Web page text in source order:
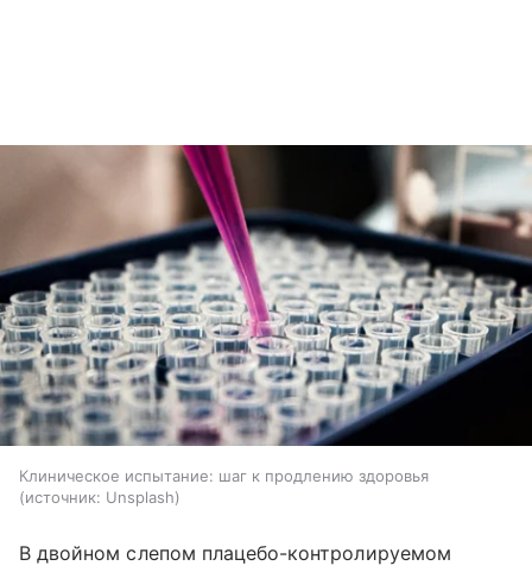
Клиническое испытание: шаг к продлению здоровья
источник: Unsplash
В двойном слепом плацебо-контролируемом